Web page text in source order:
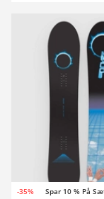
-35% Spar 10 % På